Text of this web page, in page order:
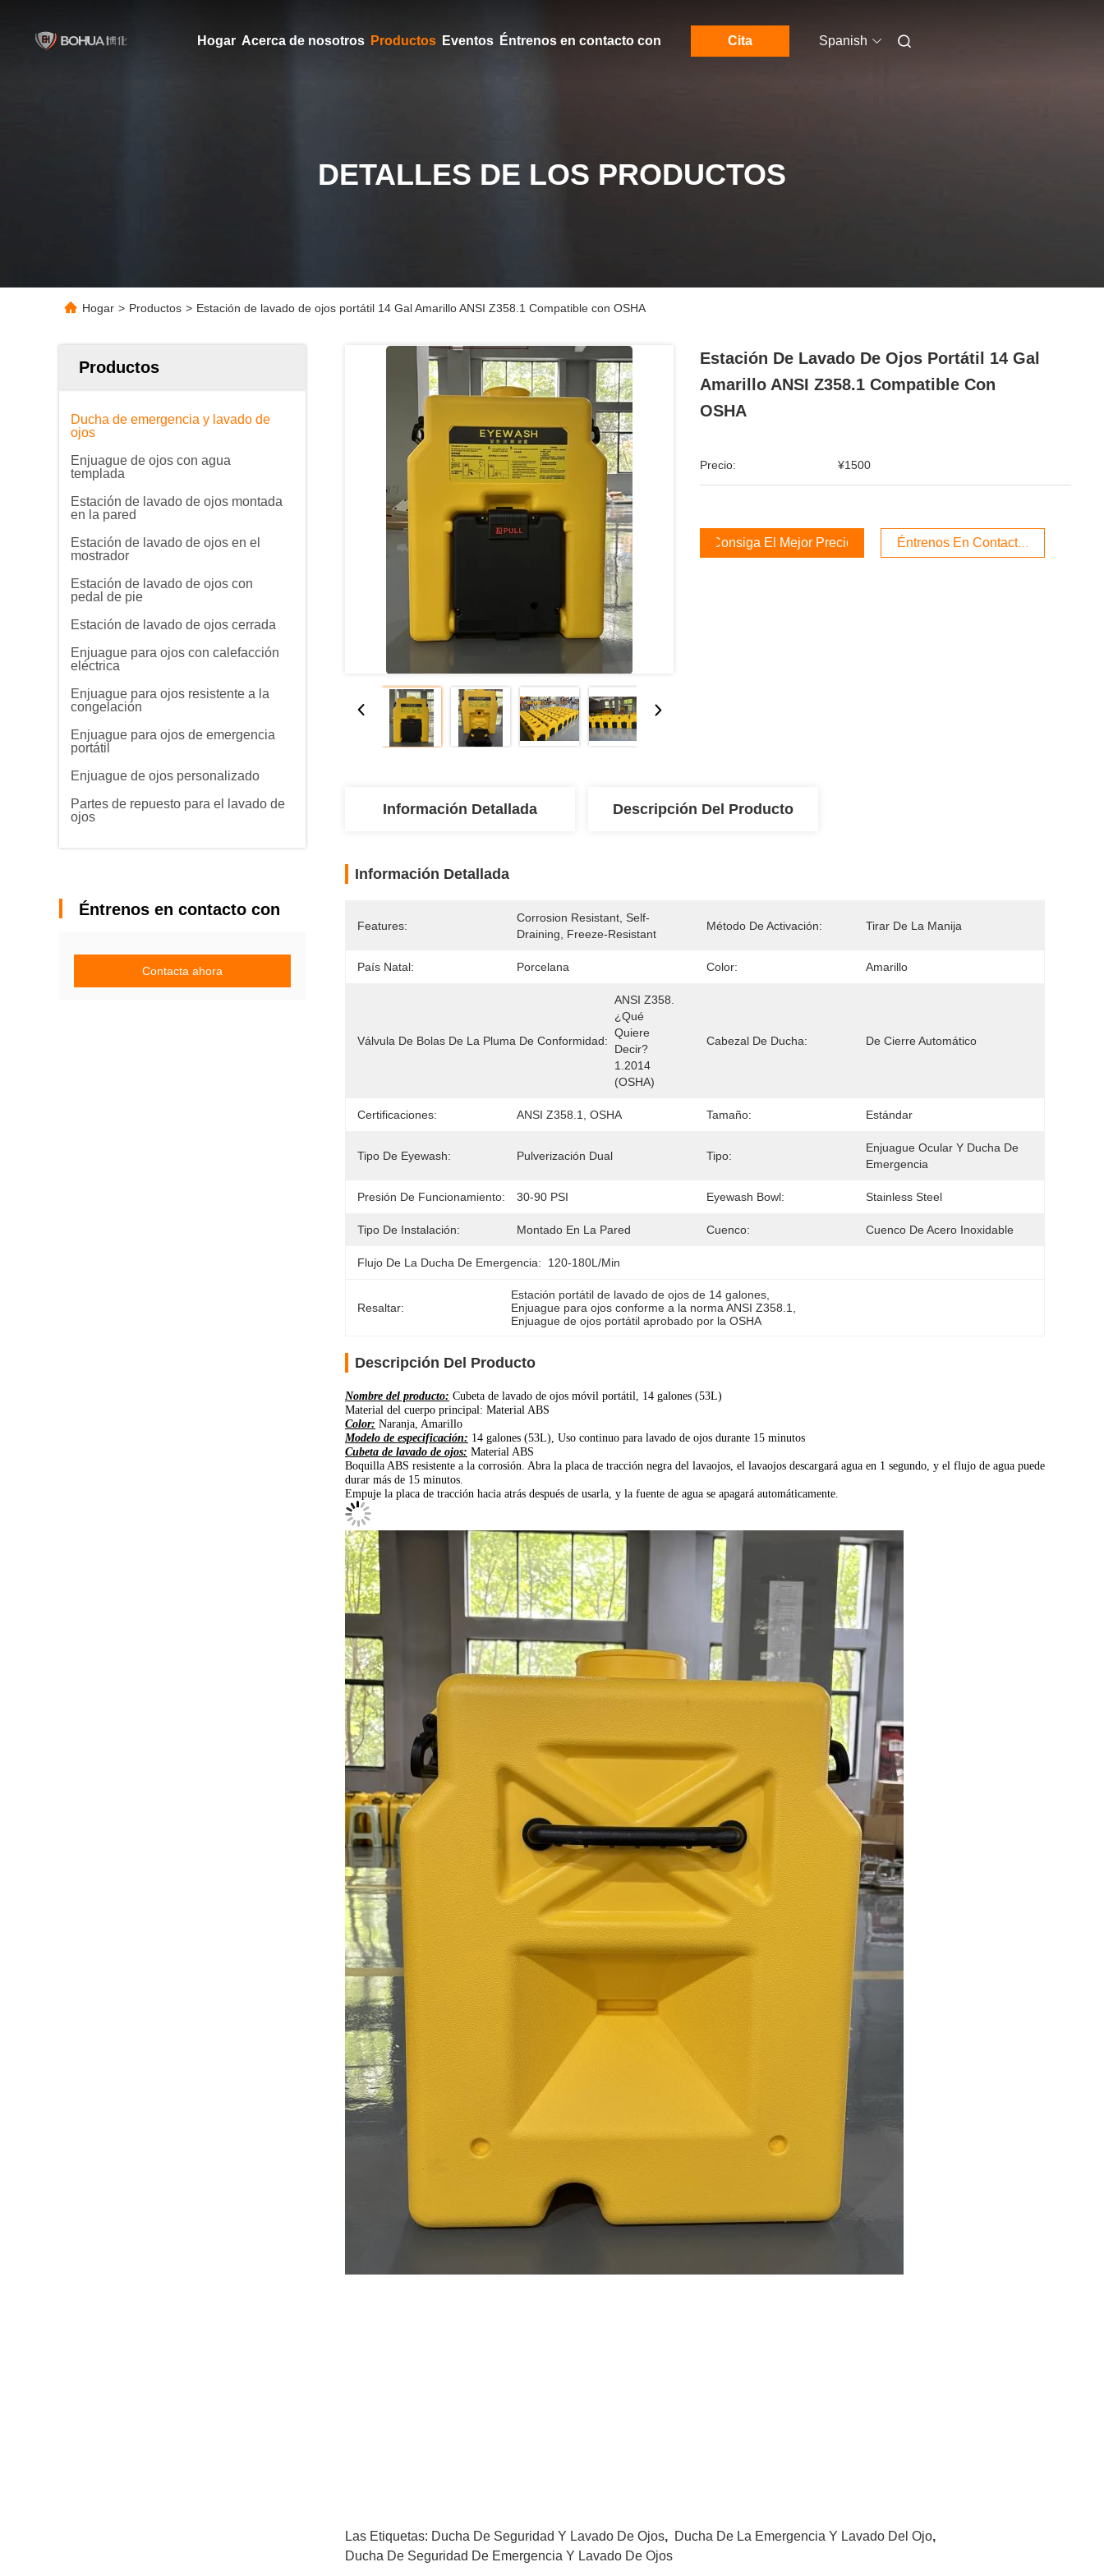
Hogar Acerca de nosotros Productos Eventos Éntrenos en contacto con Cita Spanish
DETALLES DE LOS PRODUCTOS
Hogar > Productos > Estación de lavado de ojos portátil 14 Gal Amarillo ANSI Z358.1 Compatible con OSHA
Productos
Ducha de emergencia y lavado de
ojos
Enjuague de ojos con agua
templada
Estación de lavado de ojos montada
en la pared
Estación de lavado de ojos en el
mostrador
Estación de lavado de ojos con
pedal de pie
Estación de lavado de ojos cerrada
Enjuague para ojos con calefacción
eléctrica
Enjuague para ojos resistente a la
congelación
Enjuague para ojos de emergencia
portátil
Enjuague de ojos personalizado
Partes de repuesto para el lavado de
ojos
Éntrenos en contacto con
Contacta ahora
Estación De Lavado De Ojos Portátil 14 Gal
Amarillo ANSI Z358.1 Compatible Con
OSHA
Precio: ¥1500
Consiga El Mejor Precio Éntrenos En Contacto Con
Información Detallada Descripción Del Producto
Información Detallada
Features:
Corrosion Resistant, Self-
Draining, Freeze-Resistant
Método De Activación: Tirar De La Manija
País Natal: Porcelana Color: Amarillo
Válvula De Bolas De La Pluma De Conformidad:
ANSI Z358.
¿Qué
Quiere
Decir?
1.2014
(OSHA)
Cabezal De Ducha: De Cierre Automático
Certificaciones: ANSI Z358.1, OSHA Tamaño: Estándar
Tipo De Eyewash: Pulverización Dual Tipo:
Enjuague Ocular Y Ducha De
Emergencia
Presión De Funcionamiento: 30-90 PSI Eyewash Bowl: Stainless Steel
Tipo De Instalación: Montado En La Pared Cuenco: Cuenco De Acero Inoxidable
Flujo De La Ducha De Emergencia: 120-180L/min
Resaltar:
Estación portátil de lavado de ojos de 14 galones
Enjuague para ojos conforme a la norma ANSI Z358.1
Enjuague de ojos portátil aprobado por la OSHA
Descripción Del Producto
Nombre del producto: Cubeta de lavado de ojos móvil portátil, 14 galones (53L)
Material del cuerpo principal: Material ABS
Color: Naranja, Amarillo
Modelo de especificación: 14 galones (53L), Uso continuo para lavado de ojos durante 15 minutos
Cubeta de lavado de ojos: Material ABS
Boquilla ABS resistente a la corrosión. Abra la placa de tracción negra del lavaojos, el lavaojos descargará agua en 1 segundo, y el flujo de agua puede
durar más de 15 minutos.
Empuje la placa de tracción hacia atrás después de usarla, y la fuente de agua se apagará automáticamente.